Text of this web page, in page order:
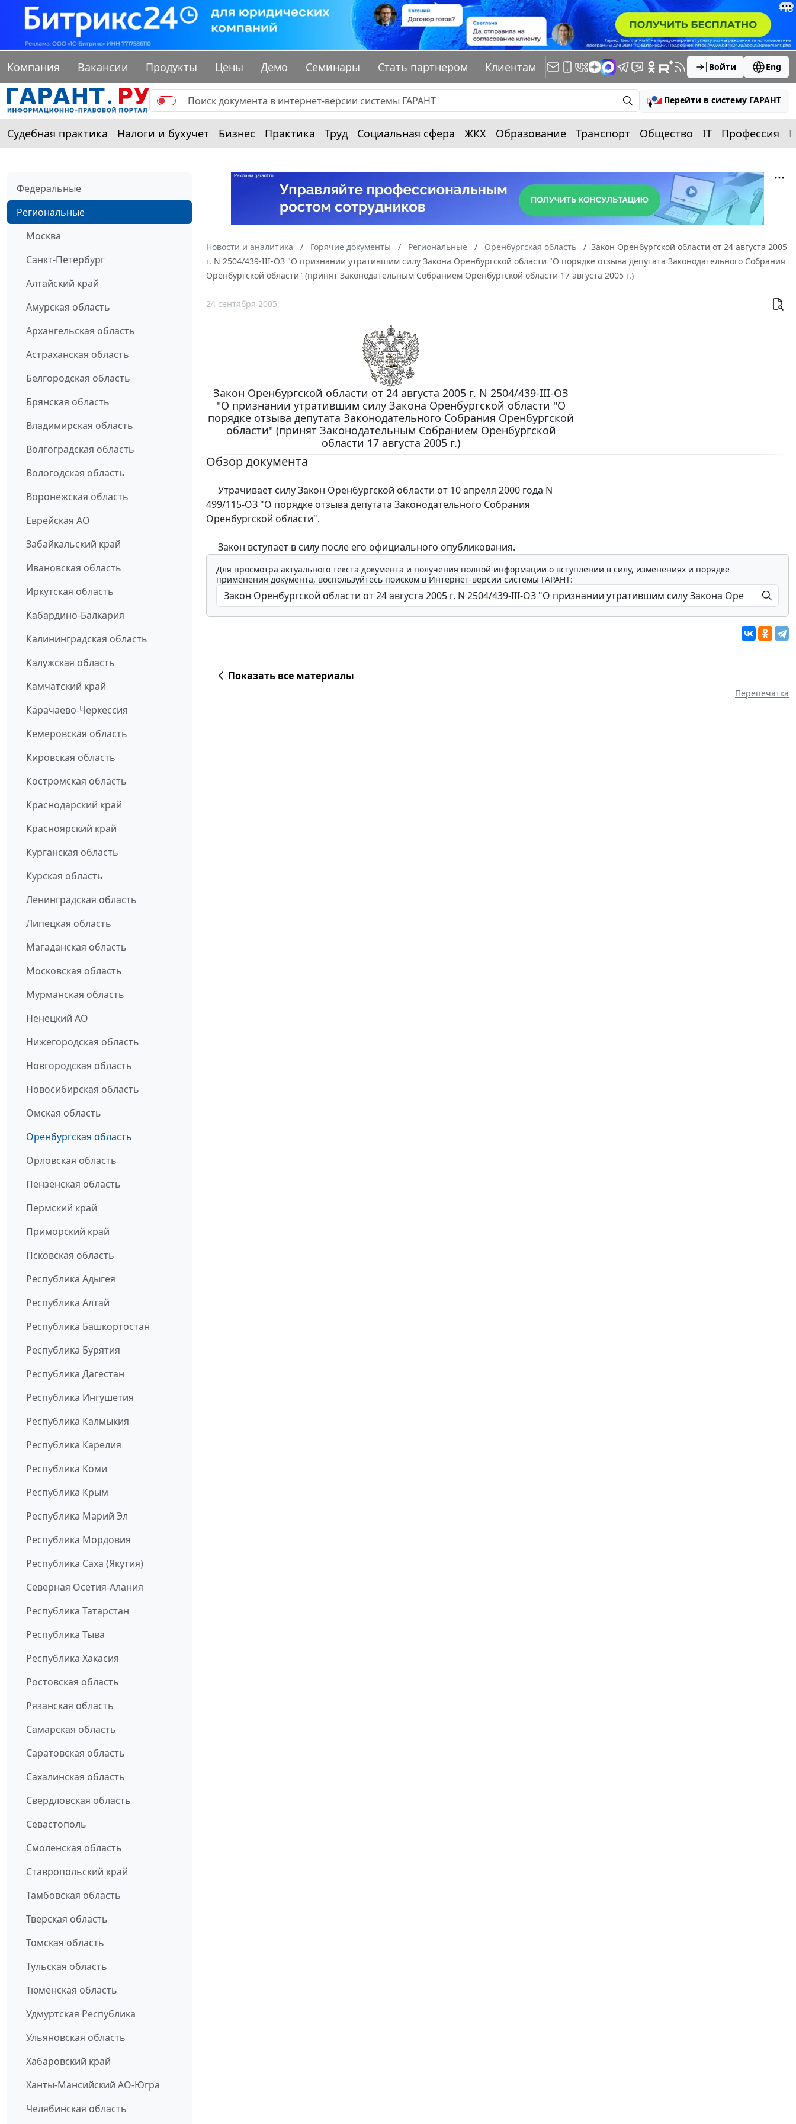
Компания Вакансии Продукты Цены Демо Семинары Стать партнером Клиентам Войти Eng
Перейти в систему ГАРАНТ
Судебная практика Налоги и бухучет Бизнес Практика Труд Социальная сфера ЖКХ Образование Транспорт Общество IT Профессия
Федеральные
Региональные
Москва
Санкт-Петербург
Алтайский край
Амурская область
Архангельская область
Астраханская область
Белгородская область
Брянская область
Владимирская область
Волгоградская область
Вологодская область
Воронежская область
Еврейская АО
Забайкальский край
Ивановская область
Иркутская область
Кабардино-Балкария
Калининградская область
Калужская область
Камчатский край
Карачаево-Черкессия
Кемеровская область
Кировская область
Костромская область
Краснодарский край
Красноярский край
Курганская область
Курская область
Ленинградская область
Липецкая область
Магаданская область
Московская область
Мурманская область
Ненецкий АО
Нижегородская область
Новгородская область
Новосибирская область
Омская область
Оренбургская область
Орловская область
Пензенская область
Пермский край
Приморский край
Псковская область
Республика Адыгея
Республика Алтай
Республика Башкортостан
Республика Бурятия
Республика Дагестан
Республика Ингушетия
Республика Калмыкия
Республика Карелия
Республика Коми
Республика Крым
Республика Марий Эл
Республика Мордовия
Республика Саха (Якутия)
Северная Осетия-Алания
Республика Татарстан
Республика Тыва
Республика Хакасия
Ростовская область
Рязанская область
Самарская область
Саратовская область
Сахалинская область
Свердловская область
Севастополь
Смоленская область
Ставропольский край
Тамбовская область
Тверская область
Томская область
Тульская область
Тюменская область
Удмуртская Республика
Ульяновская область
Хабаровский край
Ханты-Мансийский АО-Югра
Челябинская область
Новости и аналитика Горячие документы Региональные Оренбургская область
Закон Оренбургской области от 24 августа 2005
г. N 2504/439-III-ОЗ "О признании утратившим силу Закона Оренбургской области "О порядке отзыва депутата Законодательного Собрания
Оренбургской области" (принят Законодательным Собранием Оренбургской области 17 августа 2005 г.)
24 сентября 2005
Закон Оренбургской области от 24 августа 2005 г. N 2504/439-III-ОЗ
"О признании утратившим силу Закона Оренбургской области "О
порядке отзыва депутата Законодательного Собрания Оренбургской
области" (принят Законодательным Собранием Оренбургской
области 17 августа 2005 г.)
Обзор документа
Утрачивает силу Закон Оренбургской области от 10 апреля 2000 года N
499/115-ОЗ "О порядке отзыва депутата Законодательного Собрания
Оренбургской области".
Закон вступает в силу после его официального опубликования.
Для просмотра актуального текста документа и получения полной информации о вступлении в силу, изменениях и порядке
применения документа, воспользуйтесь поиском в Интернет-версии системы ГАРАНТ:
Показать все материалы
Перепечатка